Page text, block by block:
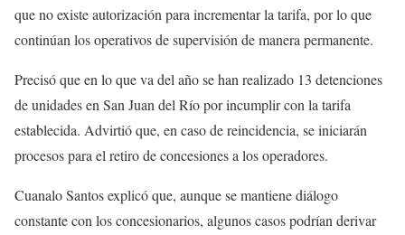
que no existe autorización para incrementar la tarifa, por lo que
continúan los operativos de supervisión de manera permanente.
Precisó que en lo que va del año se han realizado 13 detenciones
de unidades en San Juan del Río por incumplir con la tarifa
establecida. Advirtió que, en caso de reincidencia, se iniciarán
procesos para el retiro de concesiones a los operadores.
Cuanalo Santos explicó que, aunque se mantiene diálogo
constante con los concesionarios, algunos casos podrían derivar